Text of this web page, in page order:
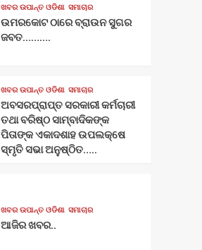
ଖବର ଉପାନ୍ତ ଓଡିଶା ସମାଚାର
ଉମରକୋଟ ଠାରେ ବ୍ରାଉନ ସୁଗର
ଜବତ……….
ଖବର ଉପାନ୍ତ ଓଡିଶା ସମାଚାର
ଅବସରପ୍ରାପ୍ତ ସରକାରୀ କର୍ମଚାରୀ
ତଥା ବରିଷ୍ଠ ସାମ୍ବାଦିକଙ୍କ
ପିତାଙ୍କ ଏକାଦଶାହ ଉପଲକ୍ଷେ
ସ୍ମୃତି ସଭା ଅନୁଷ୍ଠିତ…..
ଖବର ଉପାନ୍ତ ଓଡିଶା ସମାଚାର
ଆଜିର ଖବର..